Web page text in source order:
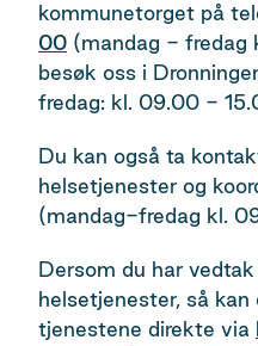
kommunetorget på
00 (mandag - fredag
besøk oss i
fredag: kl. 09.00 -
Du kan også ta
helsetjenester og
(mandag-fredag kl.
Dersom du har
helsetjenester, så
tjenestene direkte via